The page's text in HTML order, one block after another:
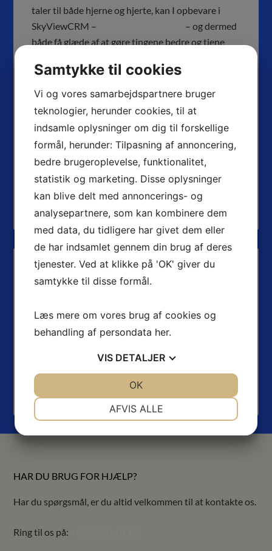
taler til både hjerne og hjerte, kan I opbevare i
SkyViewCRM –
– og dermed
både få glæde af at gøre tingene bedre og tjene
Brug infotags i SkyView, så du altid kan finde de
kunder, der skal have netop den mail, du er i gang
med at skrive.
KATEGORI(ER):KUNDEBASEN,MARKETING
KEYWORD(S):MÅLRETTEDE MAILS
SEGMENTERING AF
KUNDER
SENESTE INDLÆG
Billigt CRM-system til iværksættere og nystartede
virksomheder – derfor vælger mange SkyViewCRM
SkyViewCRM er den bedste CRM-platform til
Effektivt salg er mere end ringelister!
Er du på vej til at nå dit års budget. Vil du have overblik
via et SkyViewCRM system i løbet af få minutter?
HAR DU BRUG FOR HJÆLP?
Har du spørgsmål, er du altid velkommen til at kontakte os.
Ring til os på:
Samtykke til cookies
Vi og vores samarbejdspartnere bruger
teknologier, herunder cookies, til at
indsamle oplysninger om dig til forskellige
formål, herunder: Tilpasning af annoncering,
bedre brugeroplevelse, funktionalitet,
statistik og marketing. Disse oplysninger
kan blive delt med annoncerings- og
analysepartnere, som kan kombinere dem
med data, du tidligere har givet dem eller
de har indsamlet gennem din brug af deres
tjenester. Ved at klikke på 'OK' giver du
samtykke til disse formål.
Læs mere om vores brug af cookies og
behandling af persondata her.
VIS DETALJER
AFVIS ALLE
OK